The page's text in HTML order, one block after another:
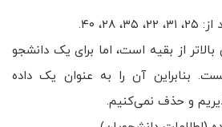
۲۸، ۴۰.
از بقیه است، اما برای یک دانشجو
بنابراین آن را به عنوان یک داده
و حذف نمی‌کنیم.